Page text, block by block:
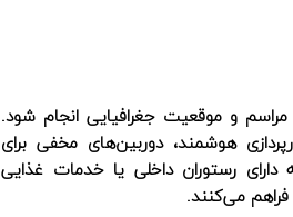
مراسم و موقعیت جغرافیایی انجام شود.
هوشمند، دوربین‌های مخفی برای
دارای رستوران داخلی یا خدمات غذایی
می‌کنند.